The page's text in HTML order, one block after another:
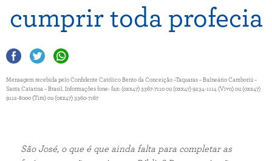
cumprir toda profecia
Mensagem recebida pelo Confidente Católico Bento da Conceição –Taquaras – Balneário Camboriú –
Santa Catarina – Brasil. Informações fone- fax: (0xx47) 3367-7110 ou (0xx47) 9234-1114 (Vivo) ou (0xx47)
9112-8000 (Tim) ou (0xx47) 3360-7167
São José, o que é que ainda falta para completar as